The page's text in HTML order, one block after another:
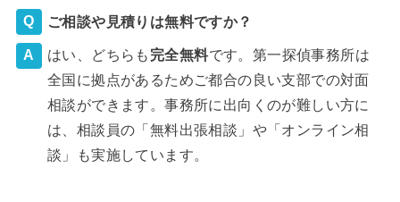
ご相談や見積りは無料ですか？
はい、どちらも 完全無料です。第一探偵事務所は
全国に拠点があるためご都合の良い支部での対面
相談ができます。事務所に出向くのが難しい方に
は、相談員の「無料出張相談」や「オンライン相
談」も実施しています。